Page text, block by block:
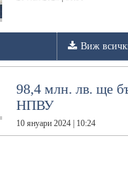
Виж
98,4 млн. лв. ще
НПВУ
10 януари 2024 | 10:24